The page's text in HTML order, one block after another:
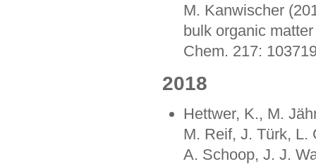
M. Kanwischer
bulk organic
Chem. 217:
2018
Hettwer, K., M.
M. Reif, J. Türk, L.
A. Schoop, J. J.